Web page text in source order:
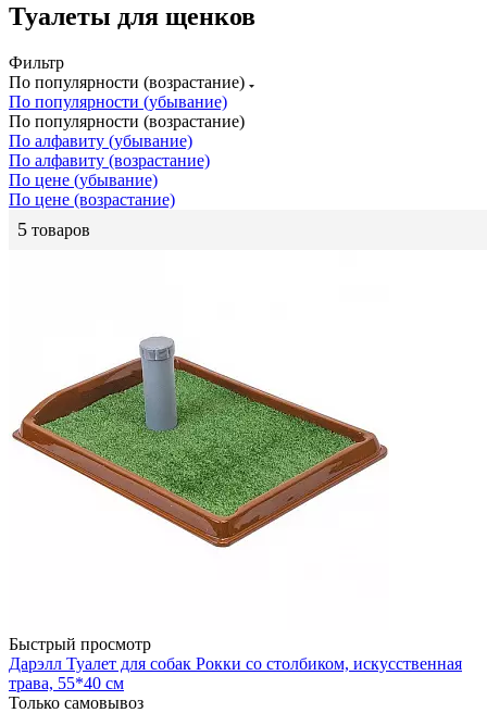
Туалеты для щенков
Фильтр
По популярности (возрастание)
По популярности (убывание)
По популярности (возрастание)
По алфавиту (убывание)
По алфавиту (возрастание)
По цене (убывание)
По цене (возрастание)
5 товаров
Быстрый просмотр
Дарэлл Туалет для собак Рокки со столбиком, искусственная
трава, 55*40 см
Только самовывоз